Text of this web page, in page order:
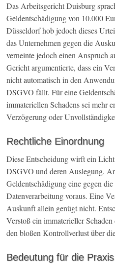
Das Arbeitsgericht Duisburg
Geldentschädigung von 10.000
Düsseldorf hob jedoch dieses
das Unternehmen gegen die
verneinte jedoch einen Anspruch
Gericht argumentierte, dass ein
nicht automatisch in den
DSGVO fällt. Für eine
immateriellen Schadens sei mehr
Verzögerung oder
Rechtliche Einordnung
Diese Entscheidung wirft ein
DSGVO und deren Auslegung.
Geldentschädigung eine gegen
Datenverarbeitung voraus. Eine
Auskunft allein genügt nicht.
Verstoß ein immaterieller
den bloßen Kontrollverlust über
Bedeutung für die Praxis